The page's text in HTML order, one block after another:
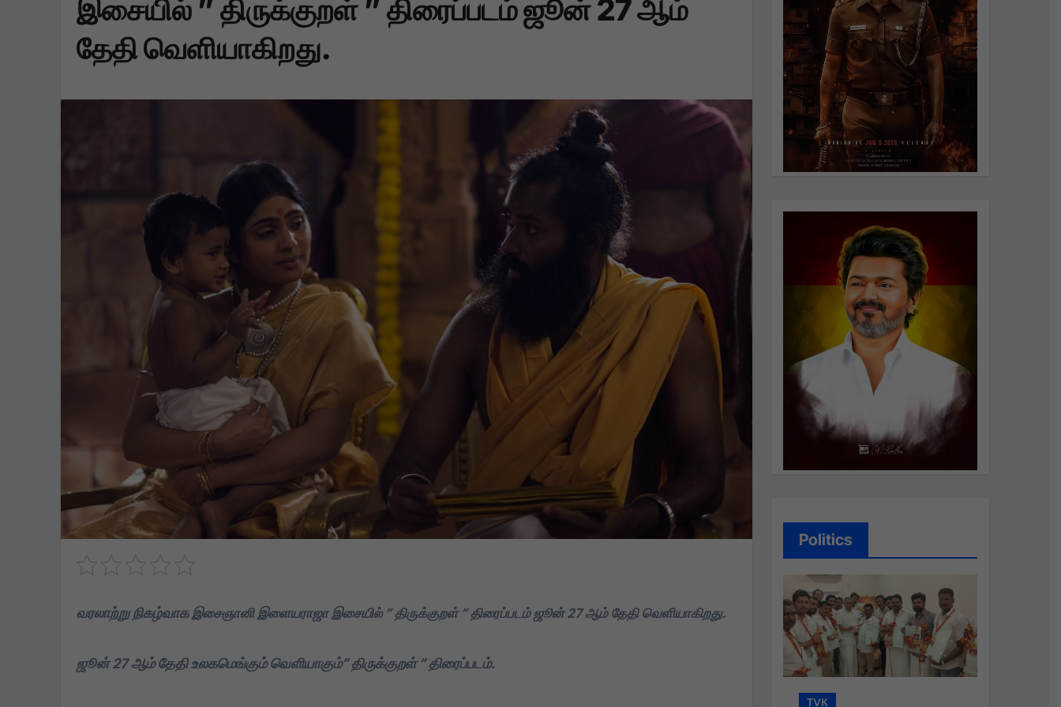
இசையில் ” திருக்குறள் ” திரைப்படம் ஜூன் 27 ஆம்
தேதி வெளியாகிறது.
வரலாற்று நிகழ்வாகஇசைஞானி இளையராஜா இசையில் ” திருக்குறள் ” திரைப்படம் ஜூன் 27 ஆம் தேதி வெளியாகிறது.
ஜூன் 27 ஆம் தேதி உலகமெங்கும் வெளியாகும்” திருக்குறள் ” திரைப்படம்.
Politics
TVK